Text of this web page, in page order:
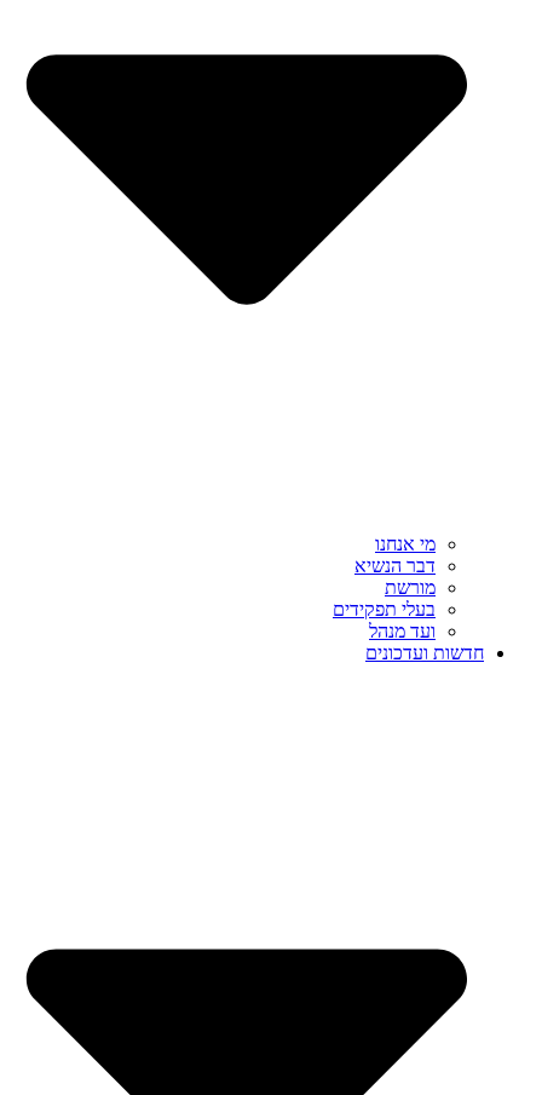
מי אנחנו
דבר הנשיא
מורשת
בעלי תפקידים
ועד מנהל
חדשות ועדכונים